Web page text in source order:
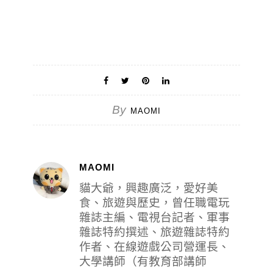
By MAOMI
MAOMI
貓大爺，興趣廣泛，愛好美
食、旅遊與歷史，曾任職電玩
雜誌主編、電視台記者、軍事
雜誌特約撰述、旅遊雜誌特約
作者、在線遊戲公司營運長、
大學講師（有教育部講師